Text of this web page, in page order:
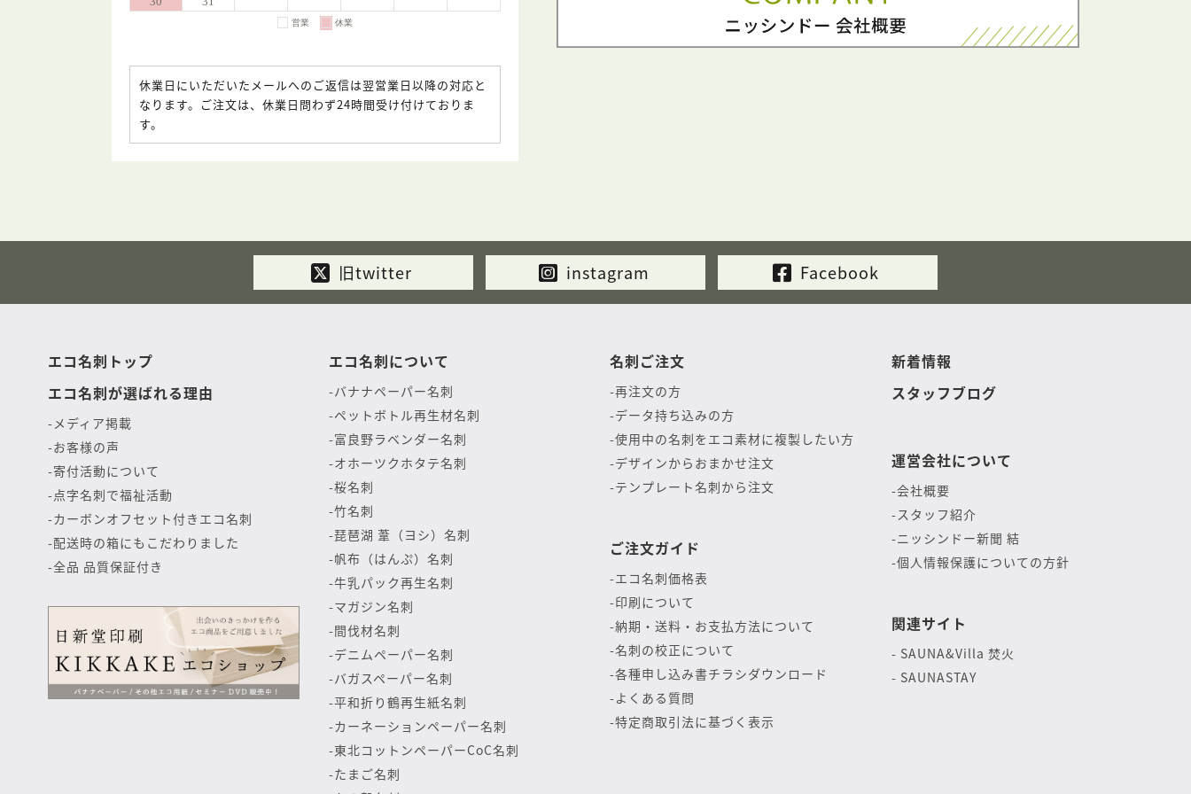
休業日にいただいたメールへのご返信は翌営業日以降の対応と
なります。ご注文は、休業日問わず24時間受け付けておりま
す。
旧twitter instagram Facebook
エコ名刺トップ
エコ名刺が選ばれる理由
メディア掲載
お客様の声
寄付活動について
点字名刺で福祉活動
カーボンオフセット付きエコ名刺
配送時の箱にもこだわりました
全品 品質保証付き
エコ名刺について
バナナペーパー名刺
ペットボトル再生材名刺
富良野ラベンダー名刺
オホーツクホタテ名刺
桜名刺
竹名刺
琵琶湖 葦（ヨシ）名刺
帆布（はんぷ）名刺
牛乳パック再生名刺
マガジン名刺
間伐材名刺
デニムペーパー名刺
バガスペーパー名刺
平和折り鶴再生紙名刺
カーネーションペーパー名刺
東北コットンペーパーCoC名刺
たまご名刺
名刺ご注文
再注文の方
データ持ち込みの方
使用中の名刺をエコ素材に複製したい方
デザインからおまかせ注文
テンプレート名刺から注文
ご注文ガイド
エコ名刺価格表
印刷について
納期・送料・お支払方法について
名刺の校正について
各種申し込み書チラシダウンロード
よくある質問
特定商取引法に基づく表示
新着情報
スタッフブログ
運営会社について
会社概要
スタッフ紹介
ニッシンドー新聞 結
個人情報保護についての方針
関連サイト
SAUNA&Villa 焚火
SAUNASTAY